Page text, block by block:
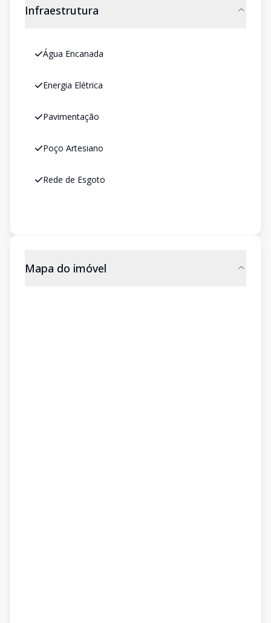
Infraestrutura
Água Encanada
Energia Elétrica
Pavimentação
Poço Artesiano
Rede de Esgoto
Mapa do imóvel